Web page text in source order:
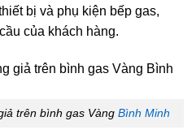
bị và phụ kiện bếp gas,
của khách hàng.
trên bình gas Vàng Bình Minh